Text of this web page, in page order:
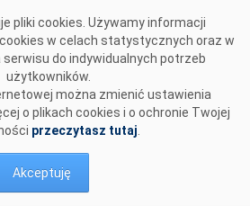
pliki cookies. Używamy informacji
w celach statystycznych oraz w
do indywidualnych potrzeb
użytkowników.
można zmienić ustawienia
o plikach cookies i o ochronie Twojej
przeczytasz tutaj
Akceptuję